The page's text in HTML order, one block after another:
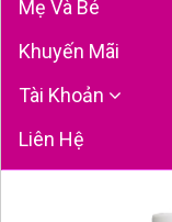
Mẹ Và Bé
Khuyến Mãi
Tài Khoản
Liên Hệ